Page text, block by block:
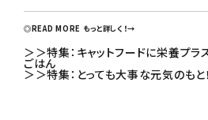
◎READ MORE もっと詳しく！→
＞＞特集：キャットフードに栄養プラ
ごはん
＞＞特集：とっても大事な元気のもと